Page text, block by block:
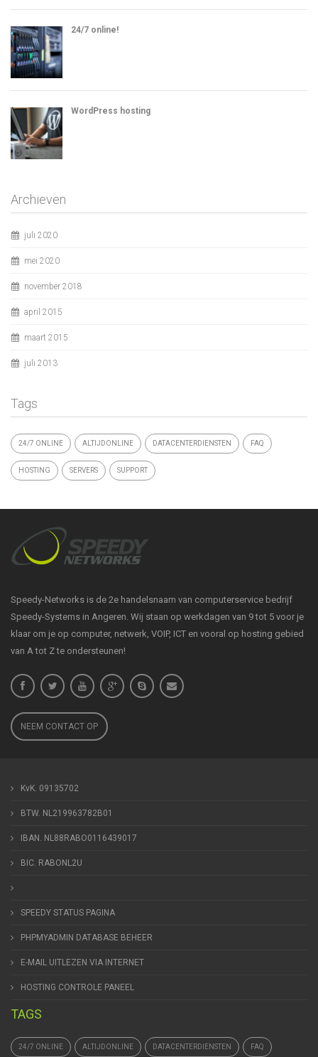
24/7 online!
WordPress hosting
Archieven
juli 2020
mei 2020
november 2018
april 2015
maart 2015
juli 2013
Tags
24/7 ONLINE ALTIJDONLINE DATACENTERDIENSTEN FAQ
HOSTING SERVERS SUPPORT
Speedy-Networks is de 2e handelsnaam van computerservice bedrijf
Speedy-Systems in Angeren. Wij staan op werkdagen van 9 tot 5 voor je
klaar om je op computer, netwerk, VOIP, ICT en vooral op hosting gebied
van A tot Z te ondersteunen!
NEEM CONTACT OP
KvK. 09135702
BTW. NL219963782B01
IBAN. NL88RABO0116439017
BIC. RABONL2U
SPEEDY STATUS PAGINA
PHPMYADMIN DATABASE BEHEER
E-MAIL UITLEZEN VIA INTERNET
HOSTING CONTROLE PANEEL
TAGS
24/7 ONLINE ALTIJDONLINE DATACENTERDIENSTEN FAQ